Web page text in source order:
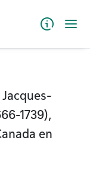
Menu
1739),
en